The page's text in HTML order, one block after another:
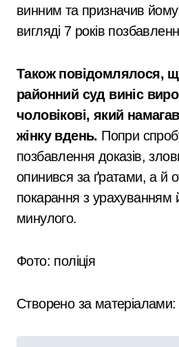
винним та призначив
вигляді 7 років
Також повідомлялося,
районний суд виніс
чоловікові, який
жінку вдень. Попри
позбавлення доказів,
опинився за ґратами, а й
покарання з урахуванням
минулого.
Фото: поліція
Створено за